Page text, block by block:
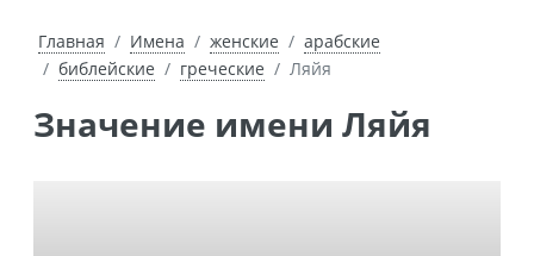
Главная Имена женские
арабские
библейские
греческие Ляйя
Значение имени Ляйя